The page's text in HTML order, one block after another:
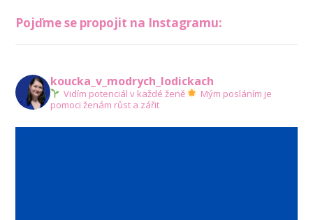
Pojďme se propojit na Instagramu:
koucka_v_modrych_lodickach
Vidím potenciál v každé ženě
Mým posláním je
pomoci ženám růst a zářit